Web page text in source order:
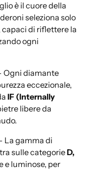
è il cuore della
seleziona solo
di riflettere la
ogni
Ogni diamante
eccezionale,
IF (Internally
libere da
La gamma di
sulle categorieD,
e luminose, per